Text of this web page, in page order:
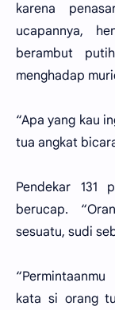
karena
ucapannya,
berambut
menghadap
“Apa yang kau
tua angkat
Pendekar 131
berucap.
sesuatu, sudi
kata si orang